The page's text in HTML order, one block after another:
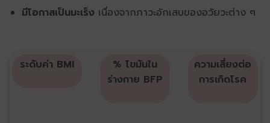
มีโอกาสเป็นมะเร็ง เนื่องจากภาวะอักเสบของอวัยวะต่าง ๆ
ระดับค่า BMI
% ไขมันใน
ร่างกาย BFP
ความเสี่ยงต่อ
การเกิดโรค